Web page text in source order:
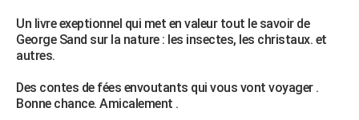
Un livre exeptionnel qui met en valeur tout le savoir de
George Sand sur la nature : les insectes, les christaux. et
autres.
Des contes de fées envoutants qui vous vont voyager .
Bonne chance. Amicalement .